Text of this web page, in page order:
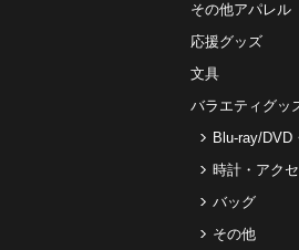
その他アパレル
応援グッズ
文具
バラエティグッ
Blu-ray/DVD
時計・アク
バッグ
その他